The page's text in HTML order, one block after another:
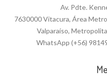
Av. Pdte.
7630000 Vitacura, Área
Valparaíso,
WhatsApp (+56)